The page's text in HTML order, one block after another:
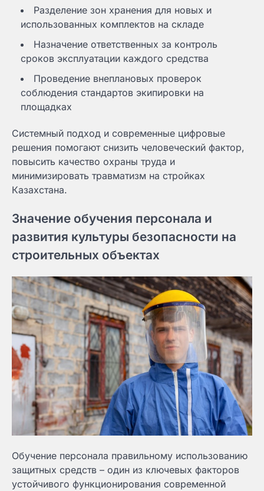
Разделение зон хранения для новых и
использованных комплектов на складе
Назначение ответственных за контроль
сроков эксплуатации каждого средства
Проведение внеплановых проверок
соблюдения стандартов экипировки на
площадках
Системный подход и современные цифровые
решения помогают снизить человеческий фактор,
повысить качество охраны труда и
минимизировать травматизм на стройках
Казахстана.
Значение обучения персонала и
развития культуры безопасности на
строительных объектах
Обучение персонала правильному использованию
защитных средств – один из ключевых факторов
устойчивого функционирования современной